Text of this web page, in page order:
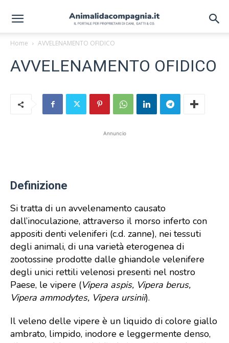
Home AVVELENAMENTO OFIDICO
AVVELENAMENTO OFIDICO
Annuncio
Definizione
Si tratta di un avvelenamento causato
dall’inoculazione, attraverso il morso inferto con
appositi denti veleniferi (c.d. zanne), nei tessuti
degli animali, di una varietà eterogenea di
zootossine prodotte dalle ghiandole velenifere
degli unici rettili velenosi presenti nel nostro
Paese, le vipere (Vipera aspis, Vipera berus,
Vipera ammodytes, Vipera ursinii).
Il veleno delle vipere è un liquido di colore giallo
ambrato, limpido, inodore e leggermente denso,